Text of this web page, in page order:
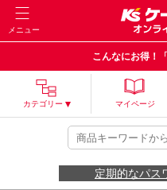
メニュー
こんなにお得！
カテゴリー マイページ
定期的なパス